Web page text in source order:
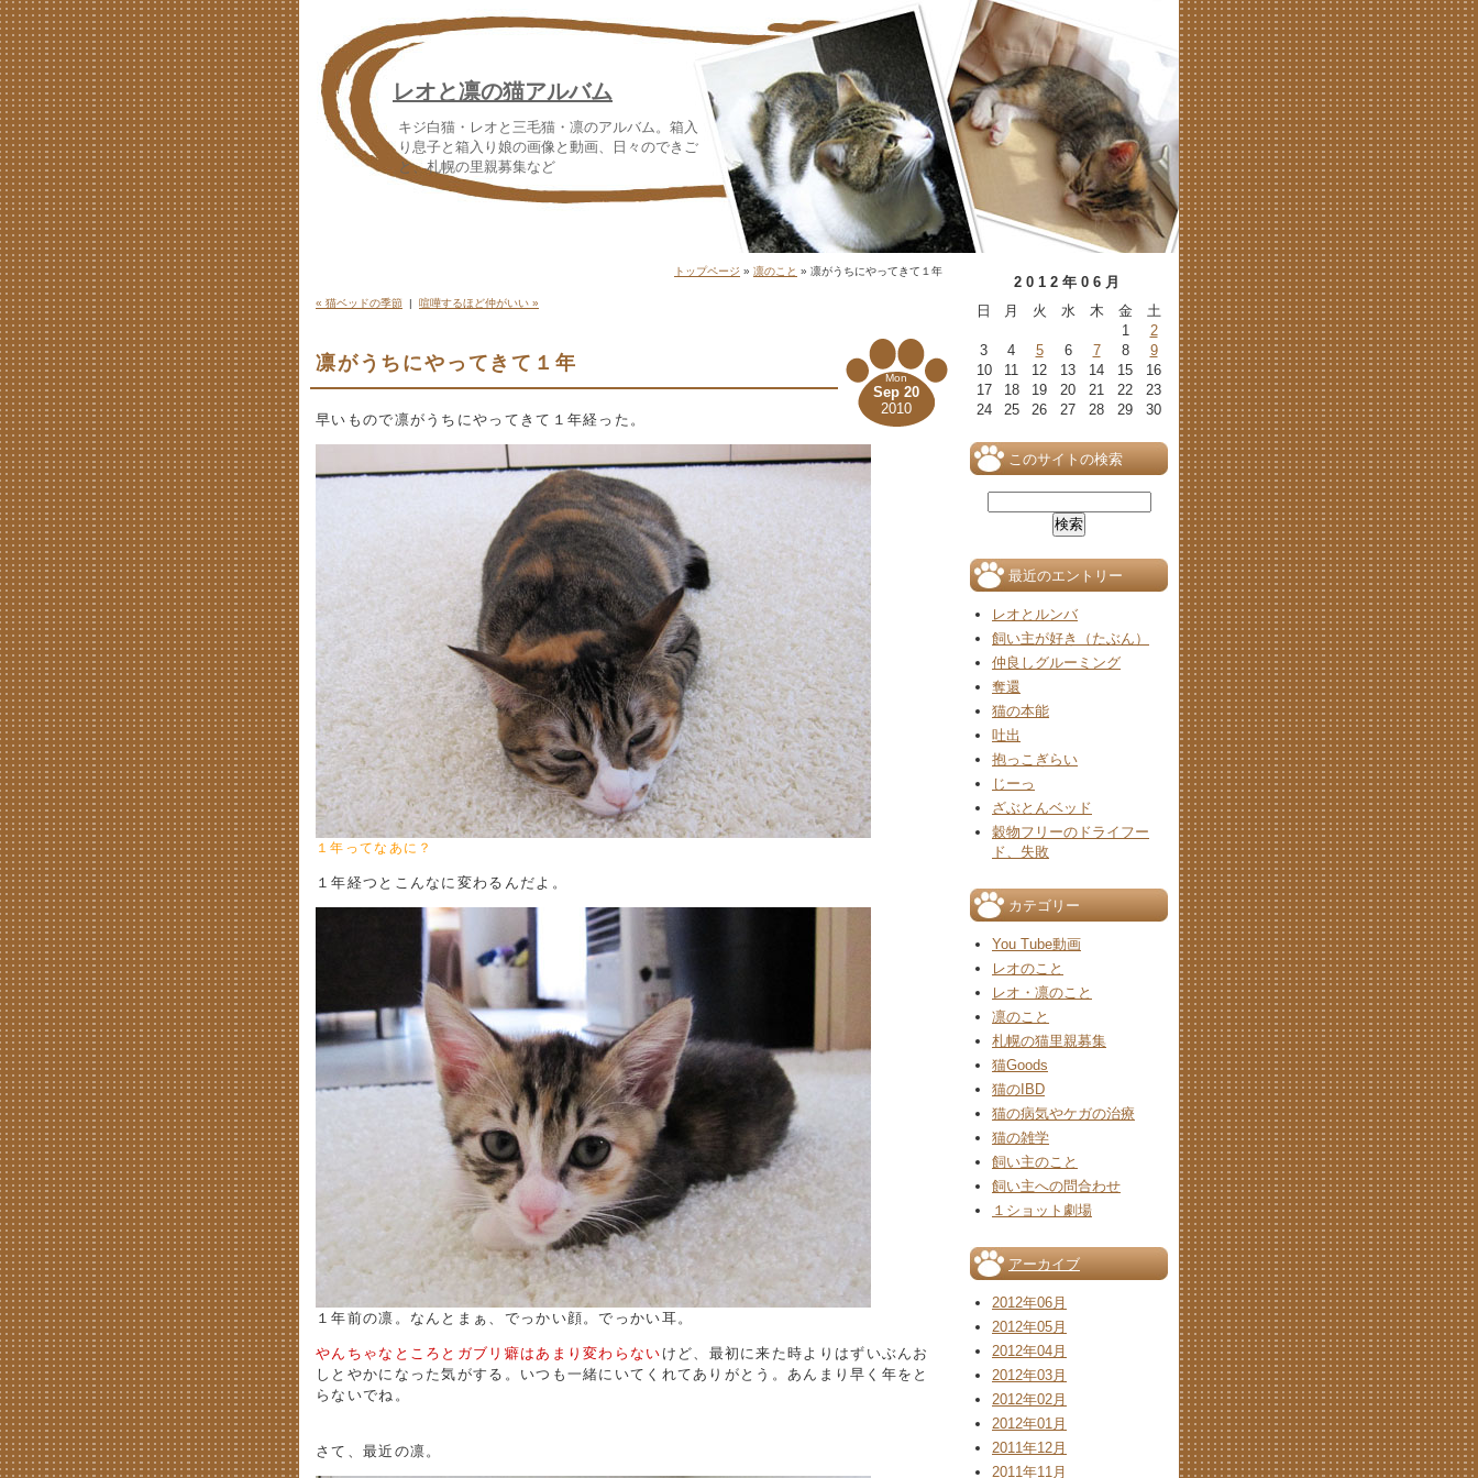
レオと凛の猫アルバム
キジ白猫・レオと三毛猫・凛のアルバム。箱入
り息子と箱入り娘の画像と動画、日々のできご
と、札幌の里親募集など
トップページ » 凛のこと » 凛がうちにやってきて１年
« 猫ベッドの季節 | 喧嘩するほど仲がいい »
Mon
Sep 20
2010
凛がうちにやってきて１年
早いもので凛がうちにやってきて１年経った。
１年ってなあに？
１年経つとこんなに変わるんだよ。
１年前の凛。なんとまぁ、でっかい顔。でっかい耳。
やんちゃなところとガブリ癖はあまり変わらない けど、最初に来た時よりはずいぶんお
しとやかになった気がする。いつも一緒にいてくれてありがとう。あんまり早く年をと
らないでね。
さて、最近の凛。
2012年06月
日
月 火 水 木 金
土
1
2
3
4 5 6 7 8
9
10
11 12 13 14 15
16
17
18 19 20 21 22
23
24
25 26 27 28 29 30
このサイトの検索
最近のエントリー
レオとルンバ
飼い主が好き（たぶん）
仲良しグルーミング
奪還
猫の本能
吐出
抱っこぎらい
じーっ
ざぶとんベッド
穀物フリーのドライフー
ド、失敗
カテゴリー
You Tube動画
レオのこと
レオ・凛のこと
凛のこと
札幌の猫里親募集
猫Goods
猫のIBD
猫の病気やケガの治療
猫の雑学
飼い主のこと
飼い主への問合わせ
１ショット劇場
アーカイブ
2012年06月
2012年05月
2012年04月
2012年03月
2012年02月
2012年01月
2011年12月
2011年11月